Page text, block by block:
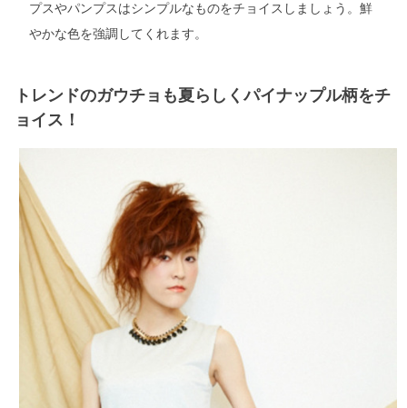
プスやパンプスはシンプルなものをチョイスしましょう。鮮
やかな色を強調してくれます。
トレンドのガウチョも夏らしくパイナップル柄をチ
ョイス！